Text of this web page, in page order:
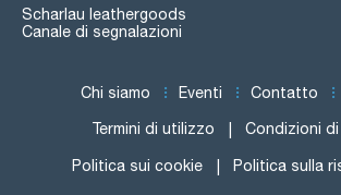
Scharlau leathergoods
Canale di segnalazioni
Chi siamo Eventi Contatto
Termini di utilizzo Condizioni
Politica sui cookie Politica sulla